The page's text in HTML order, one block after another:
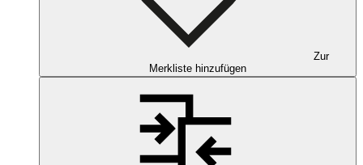
Zur
Merkliste hinzufügen